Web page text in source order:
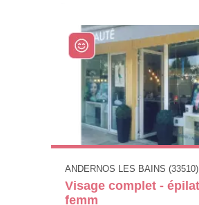
ANDERNOS LES BAINS (33510)
Visage complet -
femm